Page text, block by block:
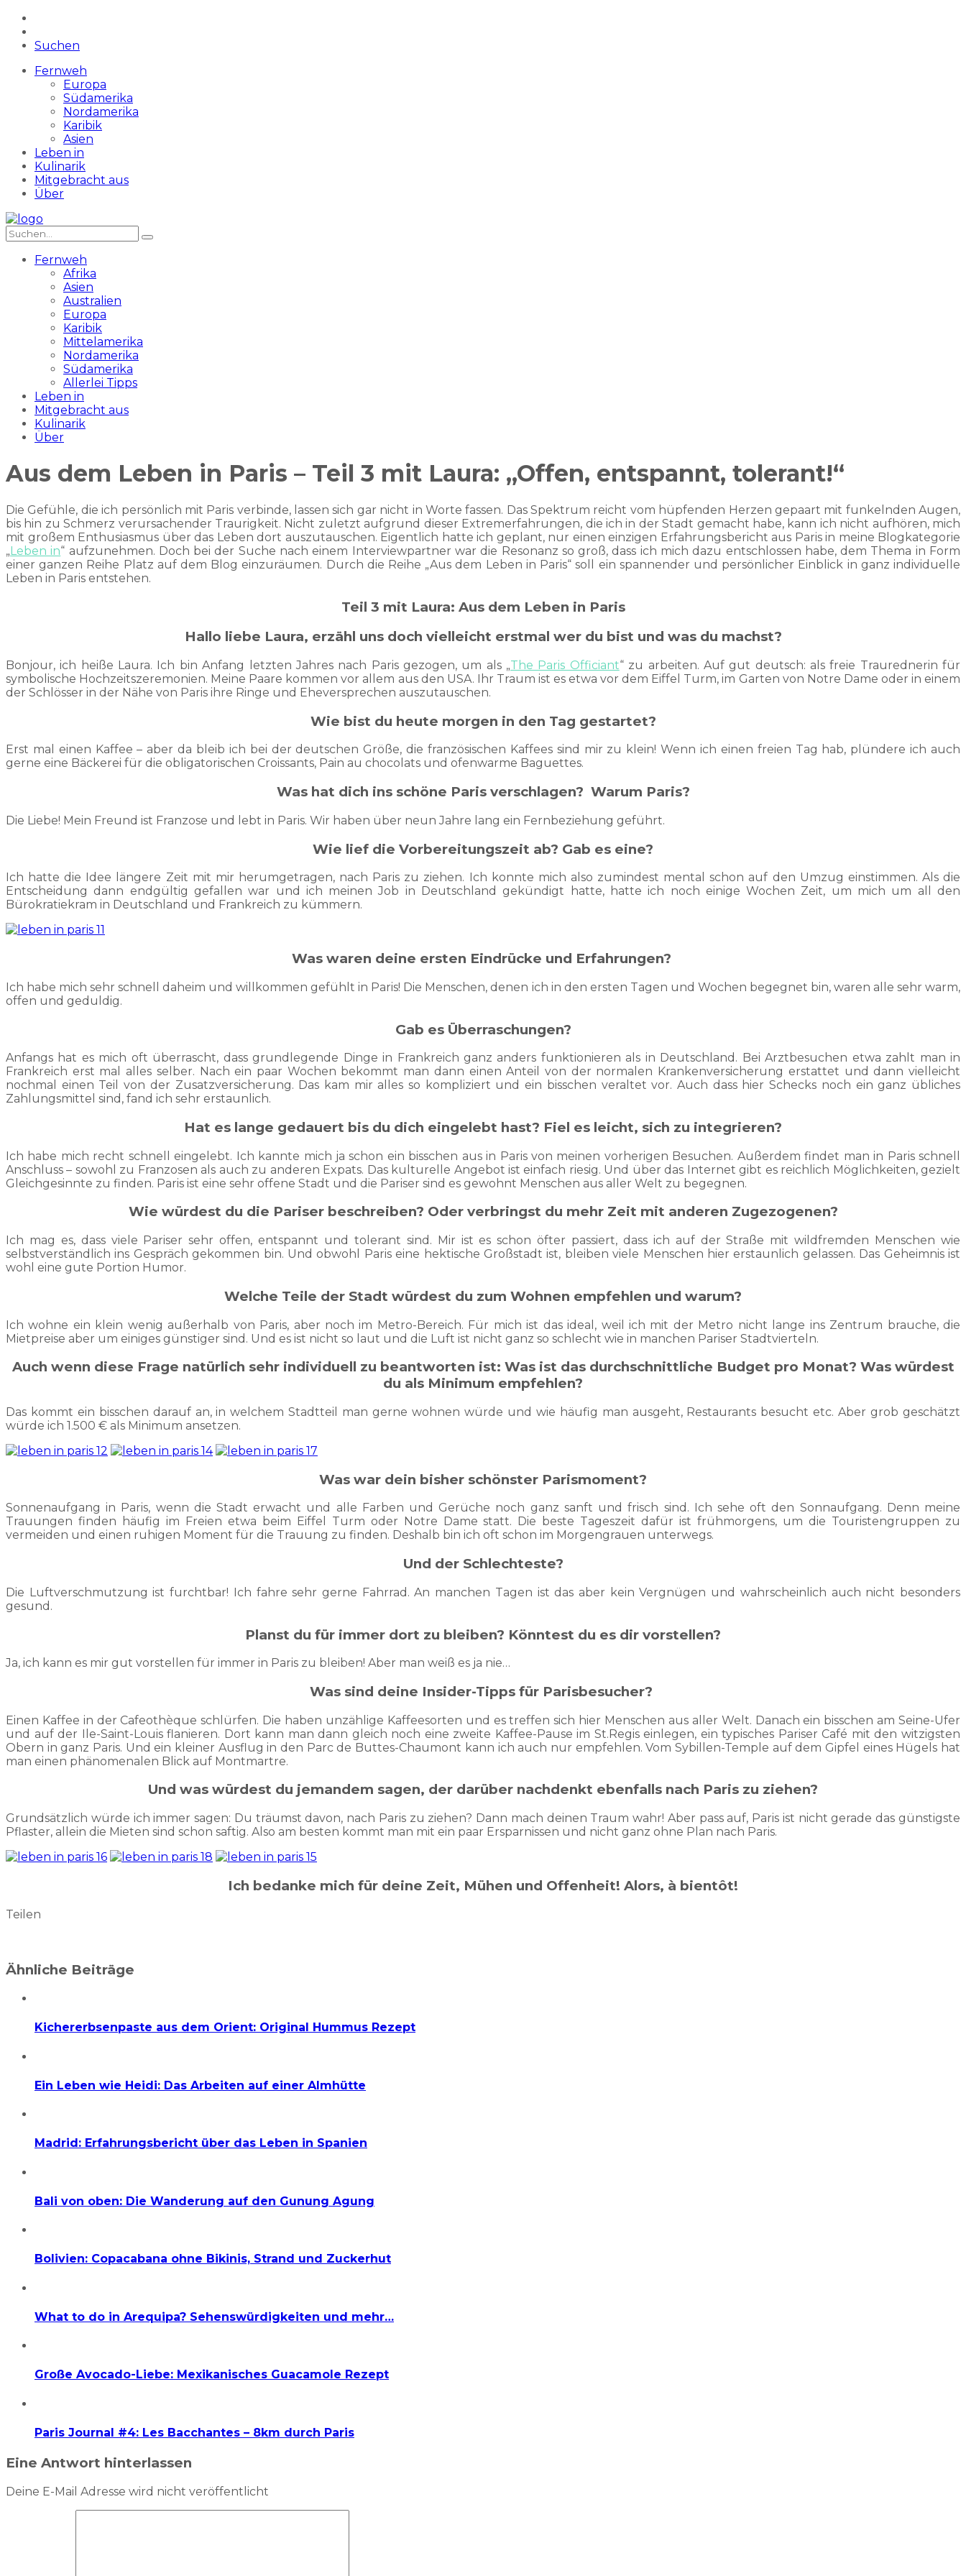
Suchen
Fernweh
Europa
Südamerika
Nordamerika
Karibik
Asien
Leben in
Kulinarik
Mitgebracht aus
Über
Fernweh
Afrika
Asien
Australien
Europa
Karibik
Mittelamerika
Nordamerika
Südamerika
Allerlei Tipps
Leben in
Mitgebracht aus
Kulinarik
Über
Aus dem Leben in Paris – Teil 3 mit Laura: „Offen, entspannt, tolerant!“
Die Gefühle, die ich persönlich mit Paris verbinde, lassen sich gar nicht in Worte fassen. Das Spektrum reicht vom hüpfenden Herzen gepaart mit funkelnden Augen,
bis hin zu Schmerz verursachender Traurigkeit. Nicht zuletzt aufgrund dieser Extremerfahrungen, die ich in der Stadt gemacht habe, kann ich nicht aufhören, mich
mit großem Enthusiasmus über das Leben dort auszutauschen. Eigentlich hatte ich geplant, nur einen einzigen Erfahrungsbericht aus Paris in meine Blogkategorie
„Leben in“ aufzunehmen. Doch bei der Suche nach einem Interviewpartner war die Resonanz so groß, dass ich mich dazu entschlossen habe, dem Thema in Form
einer ganzen Reihe Platz auf dem Blog einzuräumen. Durch die Reihe „Aus dem Leben in Paris“ soll ein spannender und persönlicher Einblick in ganz individuelle
Leben in Paris entstehen.
Teil 3 mit Laura: Aus dem Leben in Paris
Hallo liebe Laura, erzähl uns doch vielleicht erstmal wer du bist und was du machst?
Bonjour, ich heiße Laura. Ich bin Anfang letzten Jahres nach Paris gezogen, um als „The Paris Officiant“ zu arbeiten. Auf gut deutsch: als freie Traurednerin für
symbolische Hochzeitszeremonien. Meine Paare kommen vor allem aus den USA. Ihr Traum ist es etwa vor dem Eiffel Turm, im Garten von Notre Dame oder in einem
der Schlösser in der Nähe von Paris ihre Ringe und Eheversprechen auszutauschen.
Wie bist du heute morgen in den Tag gestartet?
Erst mal einen Kaffee – aber da bleib ich bei der deutschen Größe, die französischen Kaffees sind mir zu klein! Wenn ich einen freien Tag hab, plündere ich auch
gerne eine Bäckerei für die obligatorischen Croissants, Pain au chocolats und ofenwarme Baguettes.
Was hat dich ins schöne Paris verschlagen? Warum Paris?
Die Liebe! Mein Freund ist Franzose und lebt in Paris. Wir haben über neun Jahre lang ein Fernbeziehung geführt.
Wie lief die Vorbereitungszeit ab? Gab es eine?
Ich hatte die Idee längere Zeit mit mir herumgetragen, nach Paris zu ziehen. Ich konnte mich also zumindest mental schon auf den Umzug einstimmen. Als die
Entscheidung dann endgültig gefallen war und ich meinen Job in Deutschland gekündigt hatte, hatte ich noch einige Wochen Zeit, um mich um all den
Bürokratiekram in Deutschland und Frankreich zu kümmern.
Was waren deine ersten Eindrücke und Erfahrungen?
Ich habe mich sehr schnell daheim und willkommen gefühlt in Paris! Die Menschen, denen ich in den ersten Tagen und Wochen begegnet bin, waren alle sehr warm,
offen und geduldig.
Gab es Überraschungen?
Anfangs hat es mich oft überrascht, dass grundlegende Dinge in Frankreich ganz anders funktionieren als in Deutschland. Bei Arztbesuchen etwa zahlt man in
Frankreich erst mal alles selber. Nach ein paar Wochen bekommt man dann einen Anteil von der normalen Krankenversicherung erstattet und dann vielleicht
nochmal einen Teil von der Zusatzversicherung. Das kam mir alles so kompliziert und ein bisschen veraltet vor. Auch dass hier Schecks noch ein ganz übliches
Zahlungsmittel sind, fand ich sehr erstaunlich.
Hat es lange gedauert bis du dich eingelebt hast? Fiel es leicht, sich zu integrieren?
Ich habe mich recht schnell eingelebt. Ich kannte mich ja schon ein bisschen aus in Paris von meinen vorherigen Besuchen. Außerdem findet man in Paris schnell
Anschluss – sowohl zu Franzosen als auch zu anderen Expats. Das kulturelle Angebot ist einfach riesig. Und über das Internet gibt es reichlich Möglichkeiten, gezielt
Gleichgesinnte zu finden. Paris ist eine sehr offene Stadt und die Pariser sind es gewohnt Menschen aus aller Welt zu begegnen.
Wie würdest du die Pariser beschreiben? Oder verbringst du mehr Zeit mit anderen Zugezogenen?
Ich mag es, dass viele Pariser sehr offen, entspannt und tolerant sind. Mir ist es schon öfter passiert, dass ich auf der Straße mit wildfremden Menschen wie
selbstverständlich ins Gespräch gekommen bin. Und obwohl Paris eine hektische Großstadt ist, bleiben viele Menschen hier erstaunlich gelassen. Das Geheimnis ist
wohl eine gute Portion Humor.
Welche Teile der Stadt würdest du zum Wohnen empfehlen und warum?
Ich wohne ein klein wenig außerhalb von Paris, aber noch im Metro-Bereich. Für mich ist das ideal, weil ich mit der Metro nicht lange ins Zentrum brauche, die
Mietpreise aber um einiges günstiger sind. Und es ist nicht so laut und die Luft ist nicht ganz so schlecht wie in manchen Pariser Stadtvierteln.
Auch wenn diese Frage natürlich sehr individuell zu beantworten ist: Was ist das durchschnittliche Budget pro Monat? Was würdest
du als Minimum empfehlen?
Das kommt ein bisschen darauf an, in welchem Stadtteil man gerne wohnen würde und wie häufig man ausgeht, Restaurants besucht etc. Aber grob geschätzt
würde ich 1.500 € als Minimum ansetzen.
Was war dein bisher schönster Parismoment?
Sonnenaufgang in Paris, wenn die Stadt erwacht und alle Farben und Gerüche noch ganz sanft und frisch sind. Ich sehe oft den Sonnaufgang. Denn meine
Trauungen finden häufig im Freien etwa beim Eiffel Turm oder Notre Dame statt. Die beste Tageszeit dafür ist frühmorgens, um die Touristengruppen zu
vermeiden und einen ruhigen Moment für die Trauung zu finden. Deshalb bin ich oft schon im Morgengrauen unterwegs.
Und der Schlechteste?
Die Luftverschmutzung ist furchtbar! Ich fahre sehr gerne Fahrrad. An manchen Tagen ist das aber kein Vergnügen und wahrscheinlich auch nicht besonders
gesund.
Planst du für immer dort zu bleiben? Könntest du es dir vorstellen?
Ja, ich kann es mir gut vorstellen für immer in Paris zu bleiben! Aber man weiß es ja nie…
Was sind deine Insider-Tipps für Parisbesucher?
Einen Kaffee in der Cafeothèque schlürfen. Die haben unzählige Kaffeesorten und es treffen sich hier Menschen aus aller Welt. Danach ein bisschen am Seine-Ufer
und auf der Ile-Saint-Louis flanieren. Dort kann man dann gleich noch eine zweite Kaffee-Pause im St.Regis einlegen, ein typisches Pariser Café mit den witzigsten
Obern in ganz Paris. Und ein kleiner Ausflug in den Parc de Buttes-Chaumont kann ich auch nur empfehlen. Vom Sybillen-Temple auf dem Gipfel eines Hügels hat
man einen phänomenalen Blick auf Montmartre.
Und was würdest du jemandem sagen, der darüber nachdenkt ebenfalls nach Paris zu ziehen?
Grundsätzlich würde ich immer sagen: Du träumst davon, nach Paris zu ziehen? Dann mach deinen Traum wahr! Aber pass auf, Paris ist nicht gerade das günstigste
Pflaster, allein die Mieten sind schon saftig. Also am besten kommt man mit ein paar Ersparnissen und nicht ganz ohne Plan nach Paris.
Ich bedanke mich für deine Zeit, Mühen und Offenheit! Alors, à bientôt!
Teilen
Ähnliche Beiträge
Kichererbsenpaste aus dem Orient: Original Hummus Rezept
Ein Leben wie Heidi: Das Arbeiten auf einer Almhütte
Madrid: Erfahrungsbericht über das Leben in Spanien
Bali von oben: Die Wanderung auf den Gunung Agung
Bolivien: Copacabana ohne Bikinis, Strand und Zuckerhut
What to do in Arequipa? Sehenswürdigkeiten und mehr…
Große Avocado-Liebe: Mexikanisches Guacamole Rezept
Paris Journal #4: Les Bacchantes – 8km durch Paris
Eine Antwort hinterlassen
Deine E-Mail Adresse wird nicht veröffentlicht